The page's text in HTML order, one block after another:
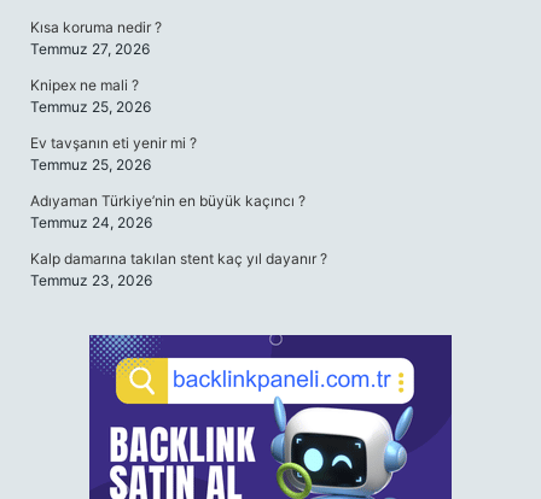
Kısa koruma nedir ?
Temmuz 27, 2026
Knipex ne mali ?
Temmuz 25, 2026
Ev tavşanın eti yenir mi ?
Temmuz 25, 2026
Adıyaman Türkiye’nin en büyük kaçıncı ?
Temmuz 24, 2026
Kalp damarına takılan stent kaç yıl dayanır ?
Temmuz 23, 2026